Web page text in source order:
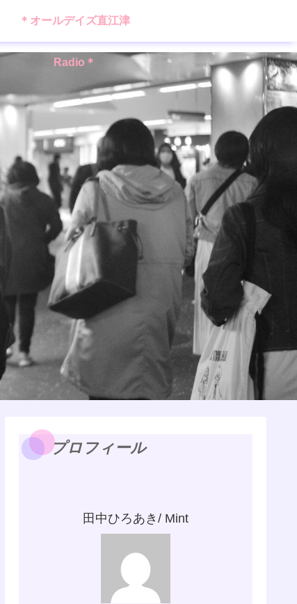
＊オールデイズ直江津
Radio＊
プロフィール
田中ひろあき/ Mint